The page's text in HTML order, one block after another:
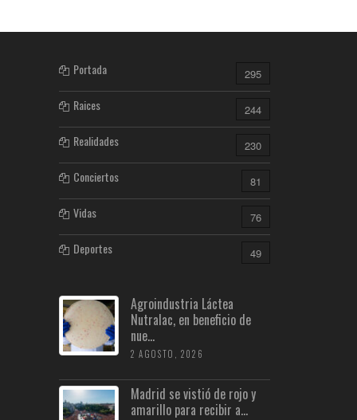
Portada 295
Raices 244
Realidades 230
Conciertos 81
Vidas 76
Deportes 49
Agroindustria Láctea
Nutralac, en beneficio de
nue...
2 AGOSTO, 2026
Madrid se vistió de rojo y
amarillo para recibir a...